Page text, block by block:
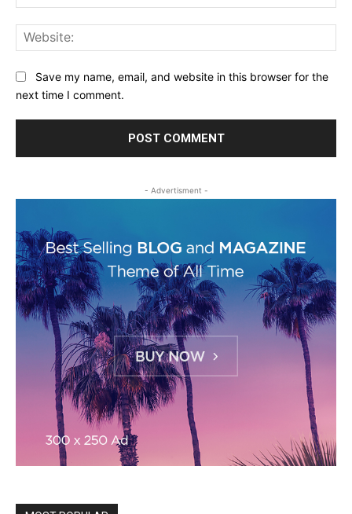
Save my name, email, and website in this browser for the
next time I comment.
- Advertisment -